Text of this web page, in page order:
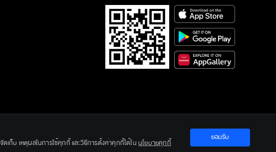
by BECi Corporation Ltd.
เก็บ เหตุผลในการใช้คุกกี้ และวิธีการตั้งค่าคุกกี้ได้ใน นโยบายคุกกี้
ยอมรับ